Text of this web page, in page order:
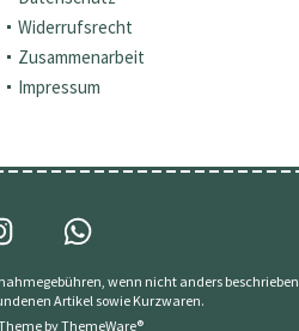
Widerrufsrecht
Zusammenarbeit
Impressum
wenn nicht anders beschrieben
Artikel sowie Kurzwaren.
byThemeWare®